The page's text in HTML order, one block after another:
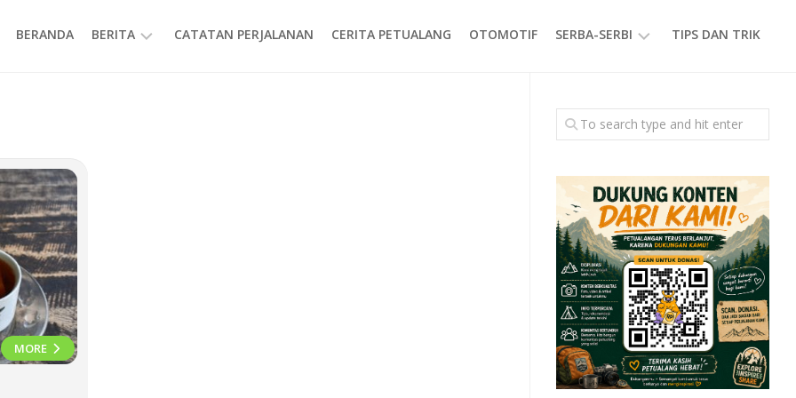
BERANDA BERITA CATATAN PERJALANAN CERITA PETUALANG OTOMOTIF SERBA-SERBI
GAYA
HIDUP
TIPS DAN TRIK
MORE